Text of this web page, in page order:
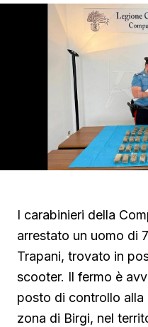
I carabinieri della
arrestato un uomo di
Trapani, trovato in
scooter. Il fermo è
posto di controllo alla
zona di Birgi, nel